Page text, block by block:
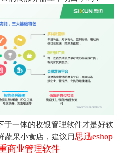
于一体的收银管理软件才是好软
蔬果小食店，建议用 思迅eshop
商业管理软件